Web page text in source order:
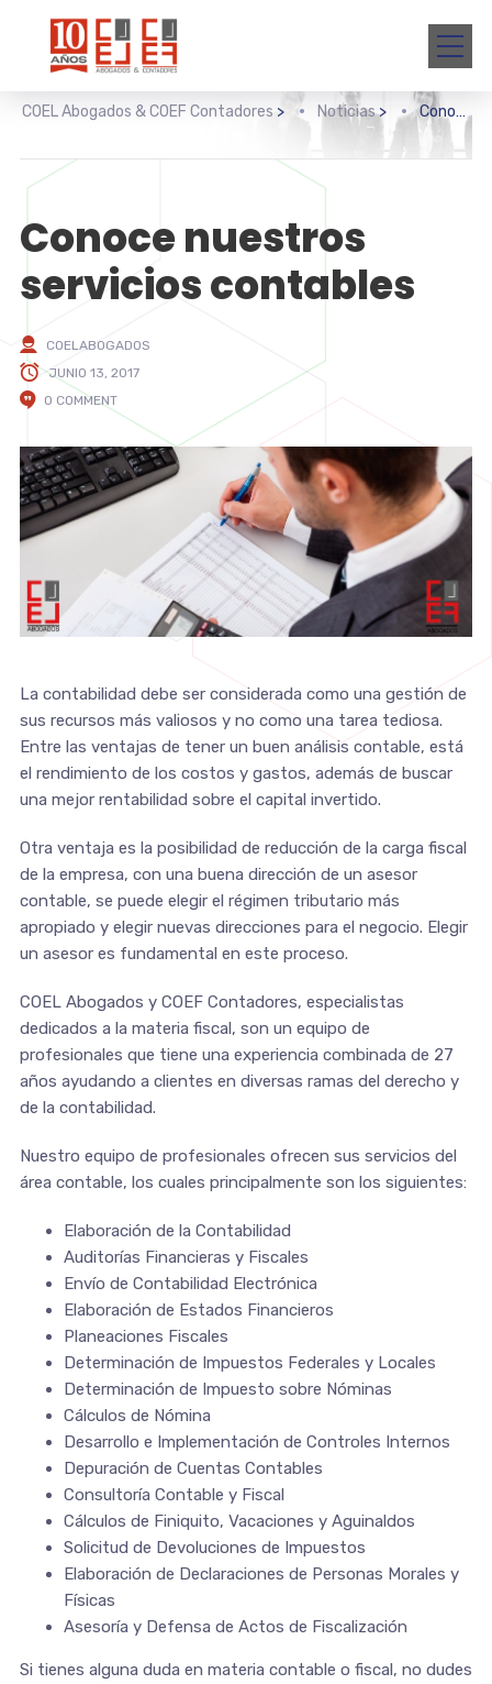
COEL Abogados & COEF Contadores > Noticias> Conoce nuestros servicios contables
Conoce nuestros
servicios contables
COELABOGADOS
JUNIO 13, 2017
0 COMMENT
La contabilidad debe ser considerada como una gestión de
sus recursos más valiosos y no como una tarea tediosa.
Entre las ventajas de tener un buen análisis contable, está
el rendimiento de los costos y gastos, además de buscar
una mejor rentabilidad sobre el capital invertido.
Otra ventaja es la posibilidad de reducción de la carga fiscal
de la empresa, con una buena dirección de un asesor
contable, se puede elegir el régimen tributario más
apropiado y elegir nuevas direcciones para el negocio. Elegir
un asesor es fundamental en este proceso.
COEL Abogados y COEF Contadores, especialistas
dedicados a la materia fiscal, son un equipo de
profesionales que tiene una experiencia combinada de 27
años ayudando a clientes en diversas ramas del derecho y
de la contabilidad.
Nuestro equipo de profesionales ofrecen sus servicios del
área contable, los cuales principalmente son los siguientes:
Elaboración de la Contabilidad
Auditorías Financieras y Fiscales
Envío de Contabilidad Electrónica
Elaboración de Estados Financieros
Planeaciones Fiscales
Determinación de Impuestos Federales y Locales
Determinación de Impuesto sobre Nóminas
Cálculos de Nómina
Desarrollo e Implementación de Controles Internos
Depuración de Cuentas Contables
Consultoría Contable y Fiscal
Cálculos de Finiquito, Vacaciones y Aguinaldos
Solicitud de Devoluciones de Impuestos
Elaboración de Declaraciones de Personas Morales y
Físicas
Asesoría y Defensa de Actos de Fiscalización
Si tienes alguna duda en materia contable o fiscal, no dudes